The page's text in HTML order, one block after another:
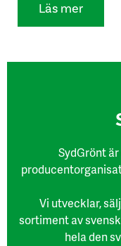
Läs mer
SydGrönt
Vi utvecklar,
sortiment av
hela den